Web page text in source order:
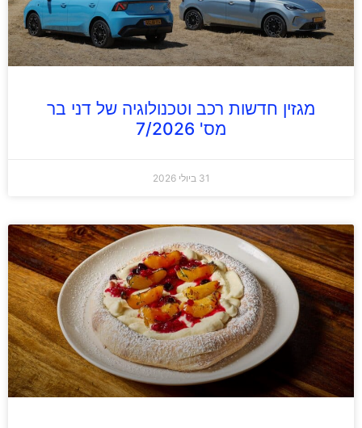
מגזין חדשות רכב וטכנולוגיה של דני בר
מס' 7/2026
31 ביולי 2026